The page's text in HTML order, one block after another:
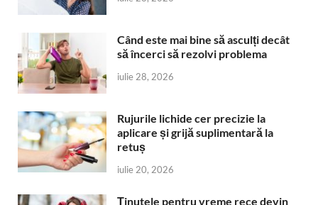
Când este mai bine să asculți decât
să încerci să rezolvi problema
iulie 28, 2026
Rujurile lichide cer precizie la
aplicare și grijă suplimentară la
retuș
iulie 20, 2026
Ținutele pentru vreme rece devin